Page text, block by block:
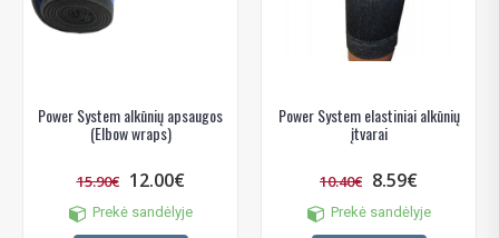
Power System alkūnių apsaugos
(Elbow wraps)
15.90€ 12.00€
Prekė sandėlyje
Power System elastiniai alkūnių
įtvarai
10.40€ 8.59€
Prekė sandėlyje